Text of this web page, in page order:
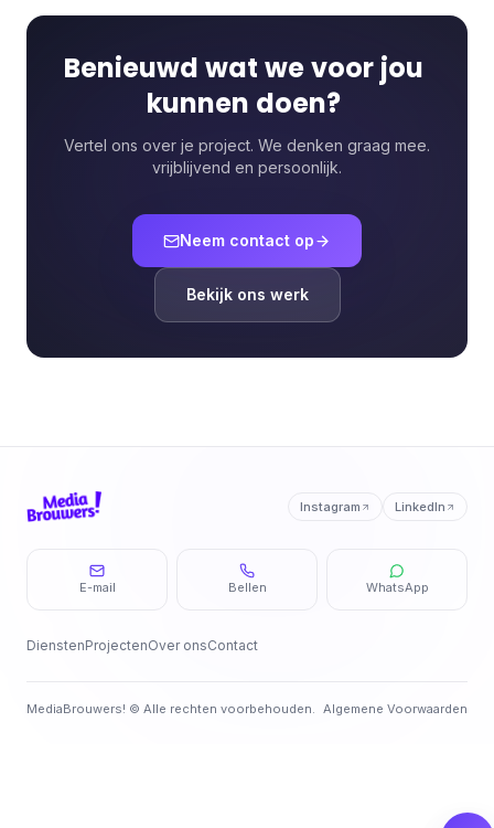
Benieuwd wat wevoor jou
kunnen doen?
Vertel ons over je project. We denken graag mee.
vrijblijvend en persoonlijk.
Neem contact op
Bekijk ons werk
Instagram LinkedIn
E-mail Bellen WhatsApp
DienstenProjectenOver onsContact
MediaBrouwers! © Alle rechten voorbehouden. Algemene Voorwaarden